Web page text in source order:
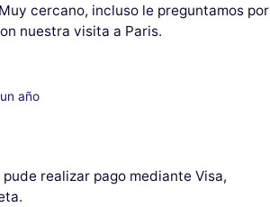
cercano, incluso le preguntamos por
nuestra visita a Paris.
año
realizar pago mediante Visa,